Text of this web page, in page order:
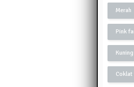
Merah
Pink
Coklat